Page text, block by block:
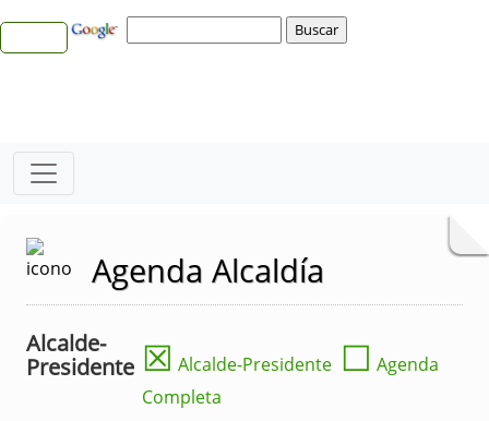
Agenda Alcaldía
Alcalde-
Presidente ☒ Alcalde-Presidente ☐ Agenda
Completa